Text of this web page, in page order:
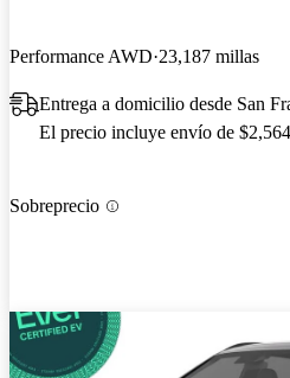
Performance AWD 23,187 millas
Entrega a domicilio desde San
El precio incluye envío de $2,564
Sobreprecio